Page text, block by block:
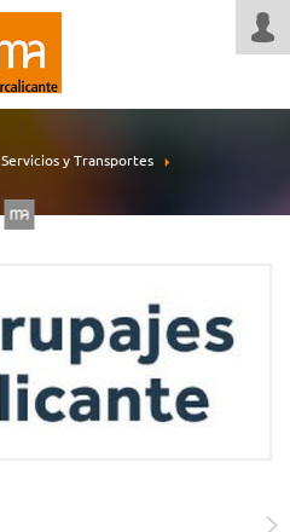
Servicios y Transportes